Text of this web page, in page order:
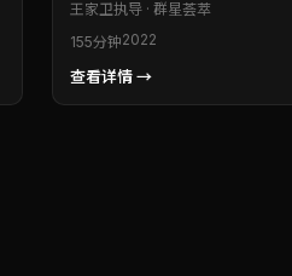
感，让每一次反转都显得顺理成章
影院或大银幕设备上重温。
王家卫执导 · 群星荟萃
155分钟2022
查看详情 →